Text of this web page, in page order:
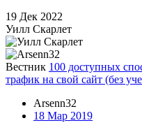
19 Дек 2022
Уилл Скарлет
Вестник 100 доступных
трафик на свой сайт (без
Arsenn32
18 Мар 2019